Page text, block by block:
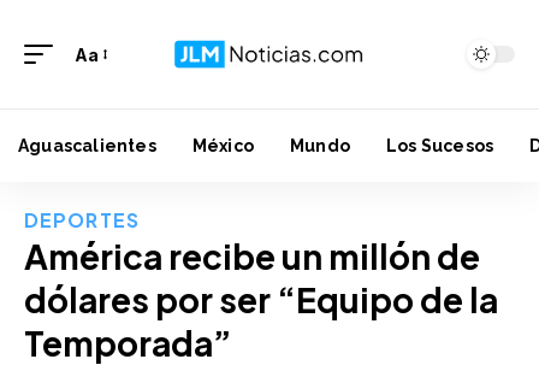
Aa
Aguascalientes México Mundo Los Sucesos
DEPORTES
América recibe un millón de
dólares por ser “Equipo de la
Temporada”